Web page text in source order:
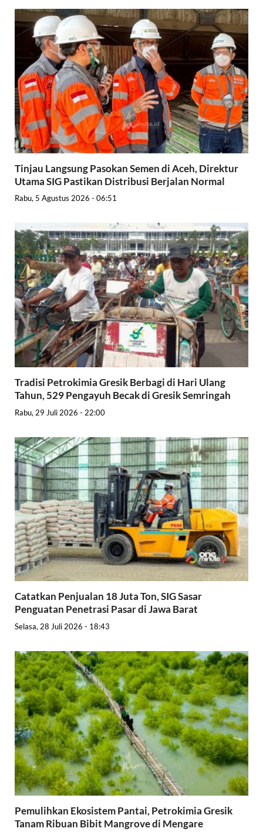
Tinjau Langsung Pasokan Semen di Aceh, Direktur
Utama SIG Pastikan Distribusi Berjalan Normal
Rabu, 5 Agustus 2026 - 06:51
Tradisi Petrokimia Gresik Berbagi di Hari Ulang
Tahun, 529 Pengayuh Becak di Gresik Semringah
Rabu, 29 Juli 2026 - 22:00
Catatkan Penjualan 18 Juta Ton, SIG Sasar
Penguatan Penetrasi Pasar di Jawa Barat
Selasa, 28 Juli 2026 - 18:43
Pemulihkan Ekosistem Pantai, Petrokimia Gresik
Tanam Ribuan Bibit Mangrove di Mengare